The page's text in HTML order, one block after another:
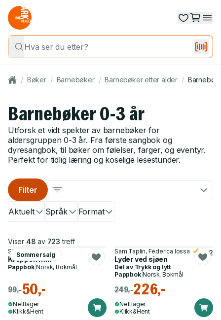
/ Bøker / Barnebøker / Barnebøker etter alder /
Barnebøker 0-3 år
Utforsk et vidt spekter av barnebøker for
aldersgruppen 0-3 år. Fra første sangbok og
dyresangbok, til bøker om følelser, farger, og eventyr.
Perfekt for tidlig læring og koselige lesestunder.
Aktuelt Språk Format
Filter
Viser 48 av 723 treff
Sommersalg
Stella Baggott
Kroppen min
Pappbok|Norsk, Bokmål
99,-50,-
Nettlager
Klikk&Hent
Sam Taplin, Federica Iossa
Lyder ved sjøen
4.2
Del av Trykk og lytt
Pappbok|Norsk, Bokmål
249,-226,-
Nettlager
Klikk&Hent